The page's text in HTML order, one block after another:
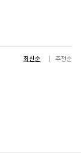
최신순 추천순